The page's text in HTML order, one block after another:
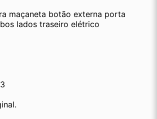
maçaneta botão externa porta
lados traseiro elétrico